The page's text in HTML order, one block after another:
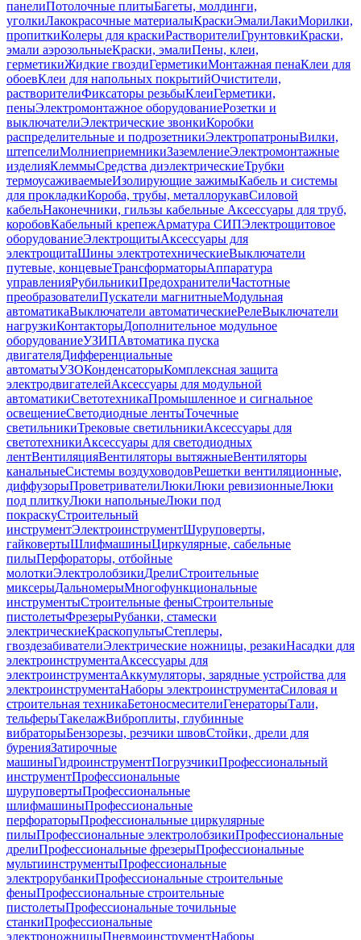
панелиПотолочные плитыБагеты, молдинги,
уголкиЛакокрасочные материалыКраскиЭмалиЛакиМорилки,
пропиткиКолеры для краскиРастворителиГрунтовкиКраски,
эмали аэрозольныеКраски, эмалиПены, клеи,
герметикиЖидкие гвоздиГерметикиМонтажная пенаКлеи для
обоевКлеи для напольных покрытийОчистители,
растворителиФиксаторы резьбыКлеиГерметики,
пеныЭлектромонтажное оборудованиеРозетки и
выключателиЭлектрические звонкиКоробки
распределительные и подрозетникиЭлектропатроныВилки,
штепселиМолниеприемникиЗаземлениеЭлектромонтажные
изделияКлеммыСредства диэлектрическиеТрубки
термоусаживаемыеИзолирующие зажимыКабель и системы
для прокладкиКороба, трубы, металлорукавСиловой
кабельНаконечники, гильзы кабельные Аксессуары для труб,
коробовКабельный крепежАрматура СИПЭлектрощитовое
оборудованиеЭлектрощитыАксессуары для
электрощитаШины электротехническиеВыключатели
путевые, концевыеТрансформаторыАппаратура
управленияРубильникиПредохранителиЧастотные
преобразователиПускатели магнитныеМодульная
автоматикаВыключатели автоматическиеРелеВыключатели
нагрузкиКонтакторыДополнительное модульное
оборудованиеУЗИПАвтоматика пуска
двигателяДифференциальные
автоматыУЗОКонденсаторыКомплексная защита
электродвигателейАксессуары для модульной
автоматикиСветотехникаПромышленное и сигнальное
освещениеСветодиодные лентыТочечные
светильникиТрековые светильникиАксессуары для
светотехникиАксессуары для светодиодных
лентВентиляцияВентиляторы вытяжныеВентиляторы
канальныеСистемы воздуховодовРешетки вентиляционные,
диффузорыПроветривателиЛюкиЛюки ревизионныеЛюки
под плиткуЛюки напольныеЛюки под
покраскуСтроительный
инструментЭлектроинструментШуруповерты,
гайковертыШлифмашиныЦиркулярные, сабельные
пилыПерфораторы, отбойные
молоткиЭлектролобзикиДрелиСтроительные
миксерыДальномерыМногофункциональные
инструментыСтроительные феныСтроительные
пистолетыФрезерыРубанки, стамески
электрическиеКраскопультыСтеплеры,
гвоздезабивателиЭлектрические ножницы, резакиНасадки для
электроинструментаАксессуары для
электроинструментаАккумуляторы, зарядные устройства для
электроинструментаНаборы электроинструментаСиловая и
строительная техникаБетоносмесителиГенераторыТали,
тельферыТакелажВиброплиты, глубинные
вибраторыБензорезы, резчики швовСтойки, дрели для
буренияЗатирочные
машиныГидроинструментПогрузчикиПрофессиональный
инструментПрофессиональные
шуруповертыПрофессиональные
шлифмашиныПрофессиональные
перфораторыПрофессиональные циркулярные
пилыПрофессиональные электролобзикиПрофессиональные
дрелиПрофессиональные фрезерыПрофессиональные
мультиинструментыПрофессиональные
электрорубанкиПрофессиональные строительные
феныПрофессиональные строительные
пистолетыПрофессиональные точильные
станкиПрофессиональные
электроножницыПневмоинструментНаборы